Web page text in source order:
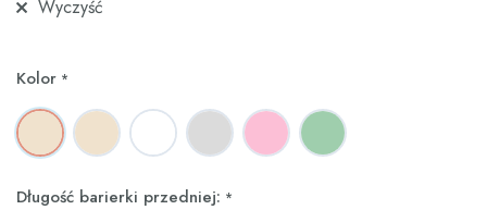
Wyczyść
Kolor *
Długość barierki przedniej: *